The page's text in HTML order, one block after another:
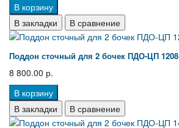
В корзину
В закладки
В сравнение
Поддон сточный для 2 бочек ПДО-ЦП 1208
8 800.00 р.
В корзину
В закладки
В сравнение